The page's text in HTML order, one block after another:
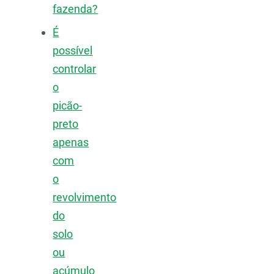
fazenda?
É
possível
controlar
o
picão-
preto
apenas
com
o
revolvimento
do
solo
ou
acúmulo